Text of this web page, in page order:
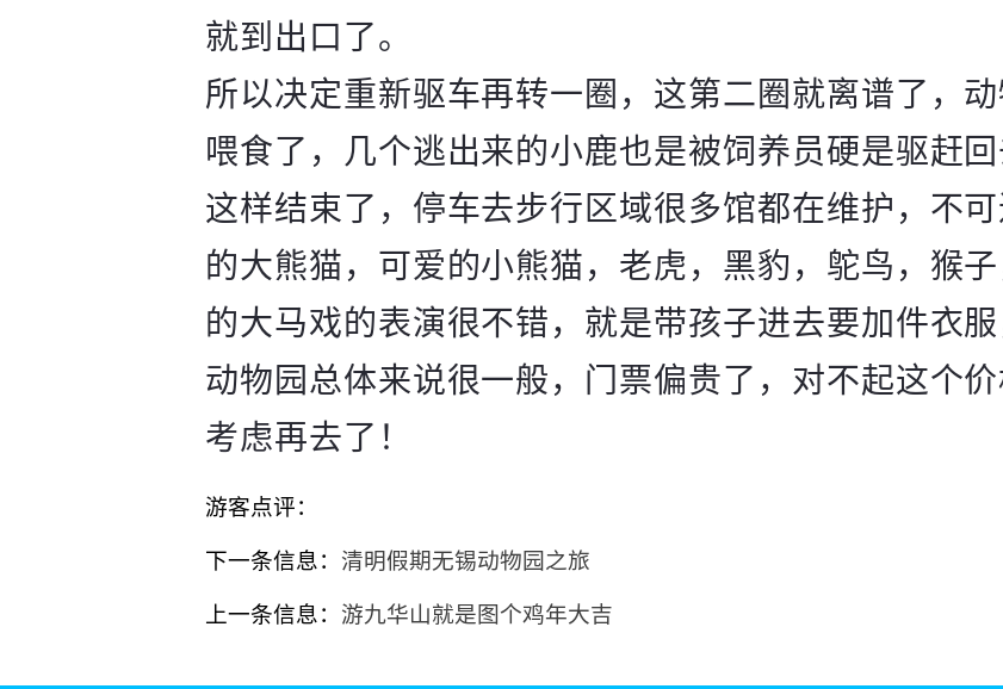
就到出口了。
所以决定重新驱车再转一圈，这第二圈就离谱了，
喂食了，几个逃出来的小鹿也是被饲养员硬是驱赶
这样结束了，停车去步行区域很多馆都在维护，不
的大熊猫，可爱的小熊猫，老虎，黑豹，鸵鸟，猴
的大马戏的表演很不错，就是带孩子进去要加件衣
动物园总体来说很一般，门票偏贵了，对不起这个
考虑再去了！
游客点评：
下一条信息： 清明假期无锡动物园之旅
上一条信息： 游九华山就是图个鸡年大吉